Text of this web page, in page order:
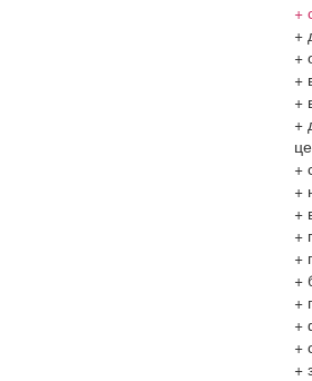
+
+
+
+
+
+
+
+
+
+
+
+
+
+
+
+